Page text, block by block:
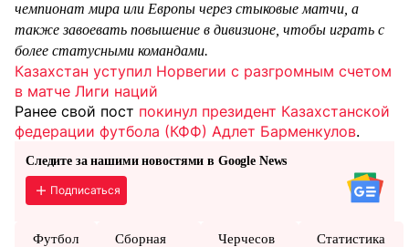
чемпионат мира или Европы через стыковые матчи, а
также завоевать повышение в дивизионе, чтобы играть с
более статусными командами.
Казахстан уступил Норвегии с разгромным счетом
в матче Лиги наций
Ранее свой пост покинул президент Казахстанской
федерации футбола (КФФ) Адлет Барменкулов.
Следите за нашими новостями в Google News
Подписаться
Футбол
Сборная
Черчесов
Статистика